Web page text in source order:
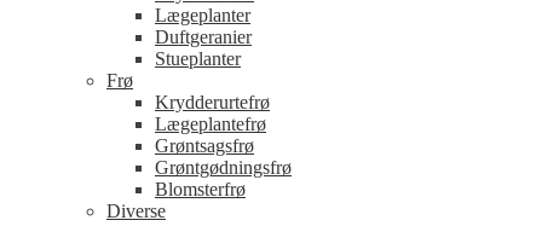
Lægeplanter
Duftgeranier
Stueplanter
Frø
Krydderurtefrø
Lægeplantefrø
Grøntsagsfrø
Grøntgødningsfrø
Blomsterfrø
Diverse